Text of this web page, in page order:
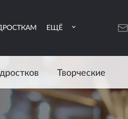
ЕЩЁ
Творческие